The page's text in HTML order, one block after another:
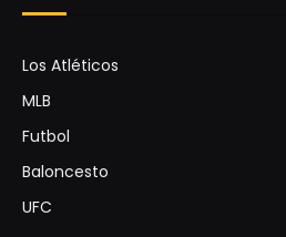
Los Atléticos
MLB
Futbol
Baloncesto
UFC